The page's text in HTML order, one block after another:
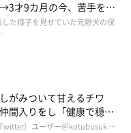
才9カ月の今、苦手を克
に成長！
た様子を見せていた元野犬の保
がみついて甘えるチワ
間入りをし「健康で穏や
いてほしい」と願う
）ユーザー＠kotubusuk …